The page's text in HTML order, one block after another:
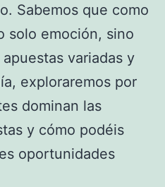
Sabemos que como
solo emoción, sino
variadas y
exploraremos por
dominan las
y cómo podéis
oportunidades